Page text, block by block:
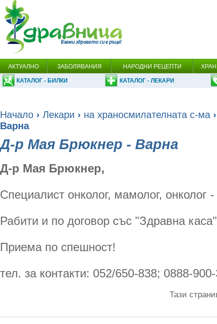
АКТУАЛНО ЗАБОЛЯВАНИЯ НАРОДНИ РЕЦЕПТИ
КАТАЛОГ - БИЛКИ КАТАЛОГ - ЛЕКАРИ
Начало › Лекари › на храносмилателната с-ма
Варна
Д-р Мая Брюкнер - Варна
Д-р Мая Брюкнер,
Специалист онколог, мамолог, онколог -
Рабити и по договор със "Здравна каса"
Приема по спешност!
тел. за контакти: 052/650-838; 0888-
Тази